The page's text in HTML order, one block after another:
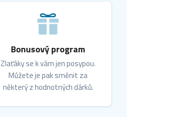
Bonusový program
Zlaťáky se k vám jen posypou.
Můžete je pak směnit za
některý z hodnotných dárků.